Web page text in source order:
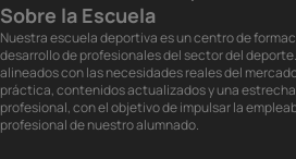
Sobre la Escuela
Nuestra escuela deportiva es un centro de
desarrollo de profesionales del sector del
alineados con las necesidades reales del
práctica, contenidos actualizados y una
profesional, con el objetivo de impulsar la
profesional de nuestro alumnado.